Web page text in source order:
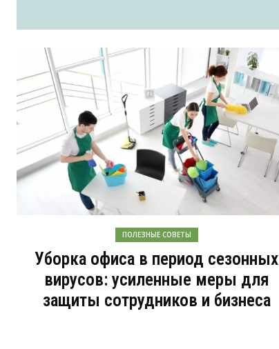
ПОЛЕЗНЫЕ СОВЕТЫ
Уборка офиса в период сезонных
вирусов: усиленные меры для
защиты сотрудников и бизнеса